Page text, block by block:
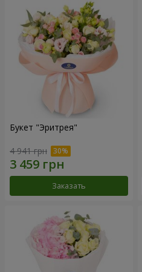
Букет "Эритрея"
4 941 грн
Заказать